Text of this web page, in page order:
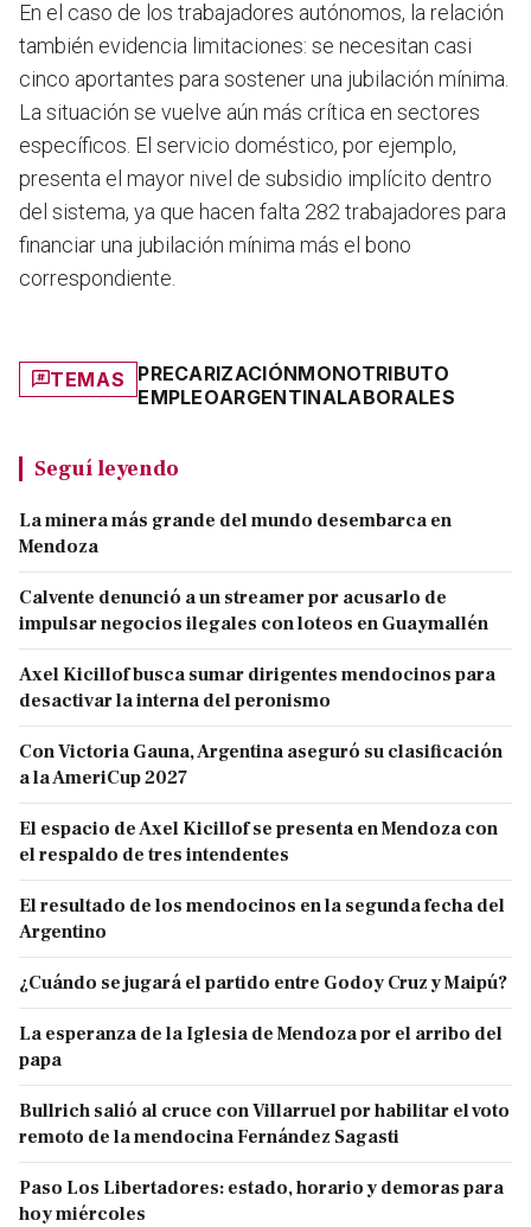
En el caso de los trabajadores autónomos, la relación
también evidencia limitaciones: se necesitan casi
cinco aportantes para sostener una jubilación mínima.
La situación se vuelve aún más crítica en sectores
específicos. El servicio doméstico, por ejemplo,
presenta el mayor nivel de subsidio implícito dentro
del sistema, ya que hacen falta 282 trabajadores para
financiar una jubilación mínima más el bono
correspondiente.
TEMAS PRECARIZACIÓNMONOTRIBUTO
EMPLEOARGENTINALABORALES
Seguí leyendo
La minera más grande del mundo desembarca en
Mendoza
Calvente denunció a un streamer por acusarlo de
impulsar negocios ilegales con loteos en Guaymallén
Axel Kicillof busca sumar dirigentes mendocinos para
desactivar la interna del peronismo
Con Victoria Gauna, Argentina aseguró su clasificación
a la AmeriCup 2027
El espacio de Axel Kicillof se presenta en Mendoza con
el respaldo de tres intendentes
El resultado de los mendocinos en la segunda fecha del
Argentino
¿Cuándo se jugará el partido entre Godoy Cruz y Maipú?
La esperanza de la Iglesia de Mendoza por el arribo del
papa
Bullrich salió al cruce con Villarruel por habilitar el voto
remoto de la mendocina Fernández Sagasti
Paso Los Libertadores: estado, horario y demoras para
hoy miércoles